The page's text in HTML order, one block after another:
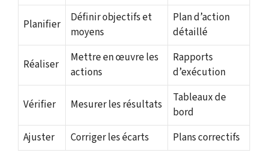
Planifier
Définir objectifs et
moyens
Plan d’action
détaillé
Réaliser
Mettre en œuvre les
actions
Rapports
d’exécution
Vérifier Mesurer les résultats
Tableaux de
bord
Ajuster
Corriger les écarts Plans correctifs